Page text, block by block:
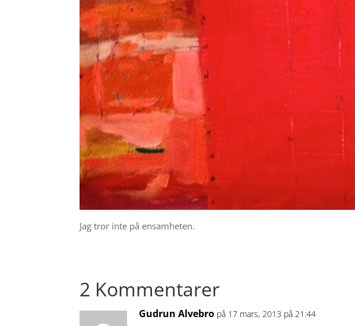
Jag tror inte på ensamheten.
2 Kommentarer
Gudrun Alvebro på 17 mars, 2013 på 21:44